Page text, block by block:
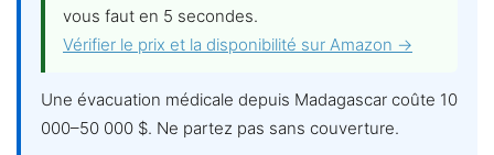
vous faut en 5 secondes.
Vérifier le prix et la disponibilité sur Amazon →
Une évacuation médicale depuis Madagascar coûte 10
000–50 000 $. Ne partez pas sans couverture.